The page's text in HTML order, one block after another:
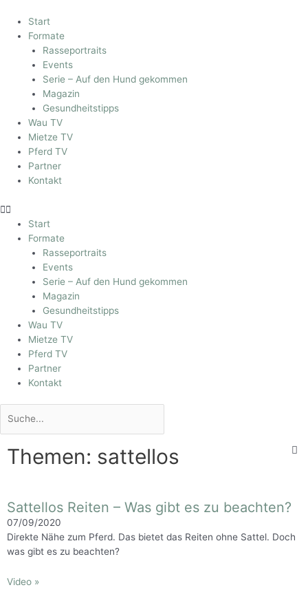
Start
Formate
Rasseportraits
Events
Serie – Auf den Hund gekommen
Magazin
Gesundheitstipps
Wau TV
Mietze TV
Pferd TV
Partner
Kontakt
Start
Formate
Rasseportraits
Events
Serie – Auf den Hund gekommen
Magazin
Gesundheitstipps
Wau TV
Mietze TV
Pferd TV
Partner
Kontakt
Themen: sattellos
Sattellos Reiten – Was gibt es zu beachten?
07/09/2020
Direkte Nähe zum Pferd. Das bietet das Reiten ohne Sattel. Doch
was gibt es zu beachten?
Video »